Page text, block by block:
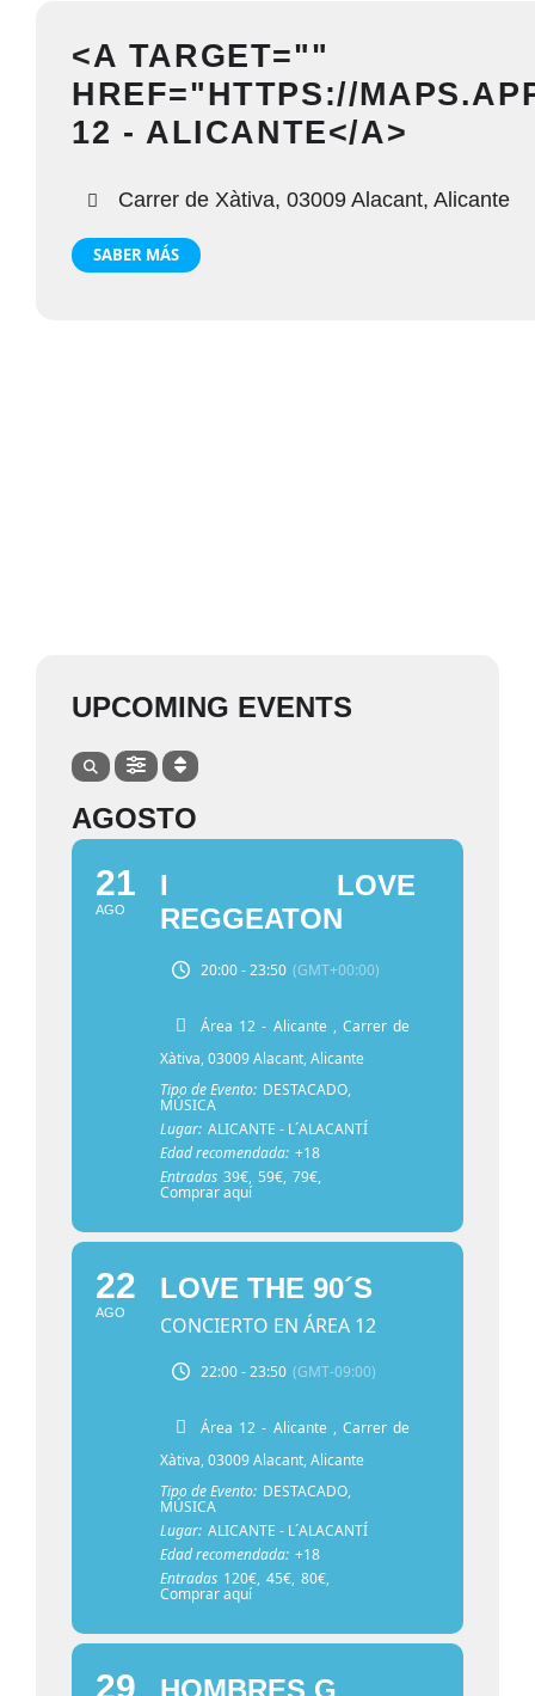
<A TARGET=""
HREF="HTTPS://
12 - ALICANTE</A>
Carrer de Xàtiva, 03009 Alacant, Alicante
SABER MÁS
UPCOMING EVENTS
AGOSTO
21
AGO
I LOVE
REGGEATON
20:00 - 23:50 (GMT+00:00)
Área 12 - Alicante , Carrer de
Xàtiva, 03009 Alacant, Alicante
Tipo de Evento: DESTACADO,
MÚSICA
Lugar: ALICANTE - L´ALACANTÍ
Edad recomendada: +18
Entradas 39€, 59€, 79€,
Comprar aquí
22
AGO
LOVE THE 90´S
CONCIERTO EN ÁREA 12
22:00 - 23:50 (GMT-09:00)
Área 12 - Alicante , Carrer de
Xàtiva, 03009 Alacant, Alicante
Tipo de Evento: DESTACADO,
MÚSICA
Lugar: ALICANTE - L´ALACANTÍ
Edad recomendada: +18
Entradas 120€, 45€, 80€,
Comprar aquí
29 HOMBRES G